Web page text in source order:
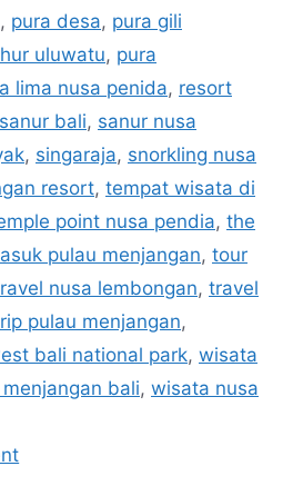
, pura desa, pura gili
uluwatu, pura
lima nusa penida, resort
sanur bali, sanur nusa
, singaraja, snorkling nusa
resort, tempat wisata di
point nusa pendia, the
pulau menjangan, tour
nusa lembongan, travel
pulau menjangan,
bali national park, wisata
bali, wisata nusa